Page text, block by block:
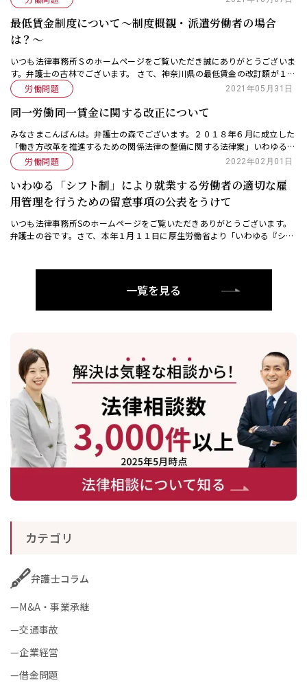
最低賃金制度について～制度概観・派遣労働者の場合
は？～
いつも法律事務所Ｓのホームページをご覧いただき誠にありがとうございま
す。弁護士の古林でございます。 さて、神奈川県の最低賃金の改訂額が１０
４０円に改訂されました。１０１２円から２８円の値上げとなりました。本
稿では、改めて […]
労働問題 2021年05月31日
同一労働同一賃金に関する改正について
みなさまこんばんは。弁護士の森でございます。２０１８年６月に成立した
「働き方改革を推進するための関係法律の整備に関する法律案」いわゆる
「働き方改革関連法案」の一つとして，同一賃金同一労働に関する法律の改
正が行われました。 […]
労働問題 2022年02月01日
いわゆる「シフト制」により就業する労働者の適切な雇
用管理を行うための留意事項の公表をうけて
いつも法律事務所Sのホームページをご覧いただきありがとうございます。
弁護士の谷です。さて、本年１月１１日に厚生労働省より「いわゆる『シフ
一覧を見る
カテゴリ
弁護士コラム
M&A・事業承継
交通事故
企業経営
借金問題